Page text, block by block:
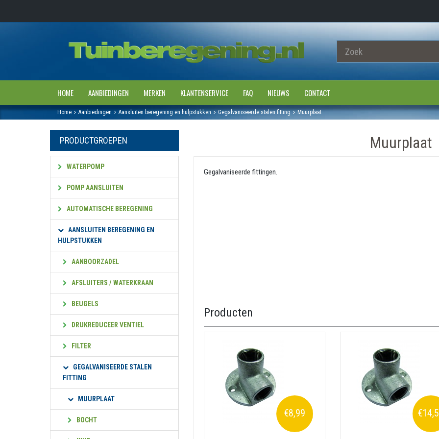
HOME AANBIEDINGEN MERKEN KLANTENSERVICE FAQ NIEUWS CONTACT
Home Aanbiedingen Aansluiten beregening en hulpstukken Gegalvaniseerde stalen fitting Muurplaat
PRODUCTGROEPEN
WATERPOMP
POMP AANSLUITEN
AUTOMATISCHE BEREGENING
AANSLUITEN BEREGENING EN
HULPSTUKKEN
AANBOORZADEL
AFSLUITERS / WATERKRAAN
BEUGELS
DRUKREDUCEER VENTIEL
FILTER
GEGALVANISEERDE STALEN
FITTING
MUURPLAAT
BOCHT
Muurplaat
Gegalvaniseerde fittingen.
Producten
€8,99